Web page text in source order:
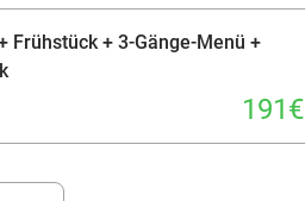
Frühstück + 3-Gänge-Menü +
191€